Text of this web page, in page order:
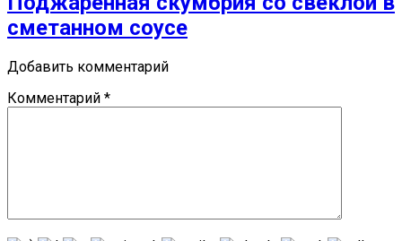
сметанном соусе
Добавить комментарий
Комментарий *